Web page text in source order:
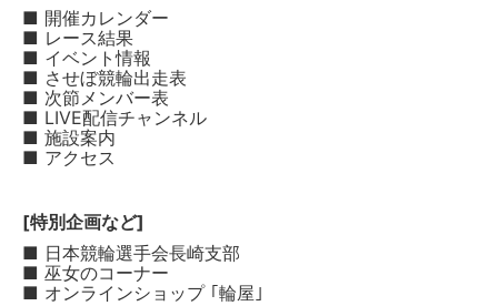
■ 開催カレンダー
■ レース結果
■ イベント情報
■ させぼ競輪出走表
■ 次節メンバー表
■ LIVE配信チャンネル
■ 施設案内
■ アクセス
[特別企画など]
■ 日本競輪選手会長崎支部
■ 巫女のコーナー
■ オンラインショップ ｢輪屋｣